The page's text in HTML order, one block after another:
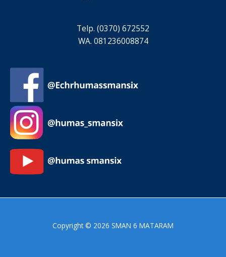
Telp. (0370) 672552
WA. 081236008874
Copyright © 2026 SMAN 6 MATARAM